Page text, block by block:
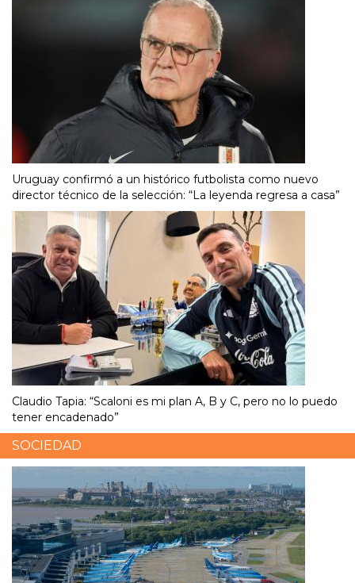
Uruguay confirmó a un histórico futbolista como nuevo
director técnico de la selección: “La leyenda regresa a casa”
Claudio Tapia: “Scaloni es mi plan A, B y C, pero no lo puedo
tener encadenado”
SOCIEDAD